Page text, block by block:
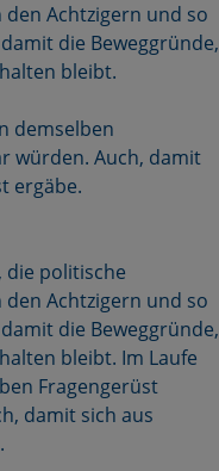
Achtzigern und so
die Beweggründe,
bleibt.
demselben
würden. Auch, damit
ergäbe.
die politische
Achtzigern und so
die Beweggründe,
bleibt. Im Laufe
Fragengerüst
damit sich aus